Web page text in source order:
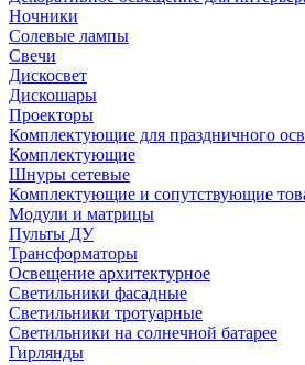
Ночники
Солевые лампы
Свечи
Дискосвет
Дискошары
Проекторы
Комплектующие для праздничного
Комплектующие
Шнуры сетевые
Комплектующие и сопутствующие
Модули и матрицы
Пульты ДУ
Трансформаторы
Освещение архитектурное
Светильники фасадные
Светильники тротуарные
Светильники на солнечной батарее
Гирлянды